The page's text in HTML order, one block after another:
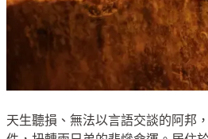
天生聽損、無法以言語交談的阿邦